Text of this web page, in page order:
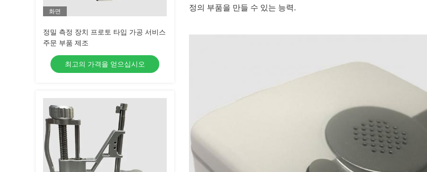
화면
정밀 측정 장치 프로토 타입 가공 서비스
주문 부품 제조
최고의 가격을 얻으십시오
정의 부품을 만들 수 있는 능력.